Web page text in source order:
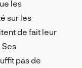
les
sur les
de fait leur
pas de